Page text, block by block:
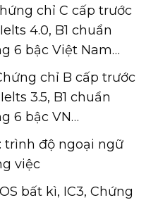
chỉ C cấp trước
4.0, B1 chuẩn
6 bậc Việt Nam…
chỉ B cấp trước
3.5, B1 chuẩn
6 bậc VN…
trình độ ngoại ngữ
việc
bất kì, IC3, Chứng